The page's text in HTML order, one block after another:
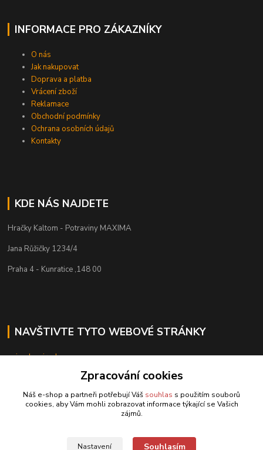
INFORMACE PRO ZÁKAZNÍKY
O nás
Jak nakupovat
Doprava a platba
Vrácení zboží
Reklamace
Obchodní podmínky
Ochrana osobních údajů
Kontakty
KDE NÁS NAJDETE
Hračky Kaltom - Potraviny MAXIMA
Jana Růžičky 1234/4
Praha 4 - Kunratice ,148 00
NAVŠTIVTE TYTO WEBOVÉ STRÁNKY
nejendoprirody
Zpracování cookies
Náš e-shop a partneři potřebují Váš souhlas s použitím souborů
cookies, aby Vám mohli zobrazovat informace týkající se Vašich
zájmů.
Nastavení Souhlasím